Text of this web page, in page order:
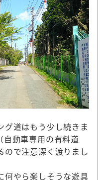
グ道はもう少し続きま
自動車専用の有料道
ので注意深く渡りまし
何やら楽しそうな遊具